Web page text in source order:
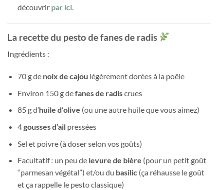
découvrir par ici.
La recette du pesto de fanes de radis
Ingrédients :
70 g de noix de cajou légèrement dorées à la poêle
Environ 150 g defanes de radiscrues
85 g d’huile d’olive (ou une autre huile que vous aimez)
4gousses d’ailpressées
Sel et poivre (à doser selon vos goûts)
Facultatif : un peu de levure de bière (pour un petit goût
“parmesan végétal”) et/ou du basilic(ça réhausse le goût
et ça rappelle le pesto classique)